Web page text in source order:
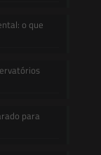
o que
para